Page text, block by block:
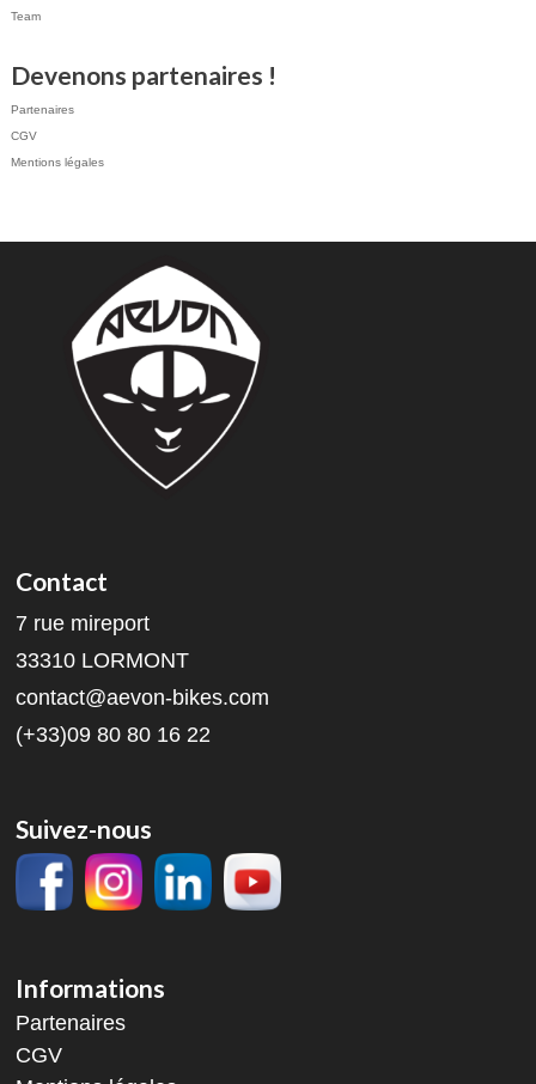
Team
Devenons partenaires !
Partenaires
CGV
Mentions légales
Contact
7 rue mireport
33310 LORMONT
contact@aevon-bikes.com
(+33)09 80 80 16 22
Suivez-nous
Informations
Partenaires
CGV